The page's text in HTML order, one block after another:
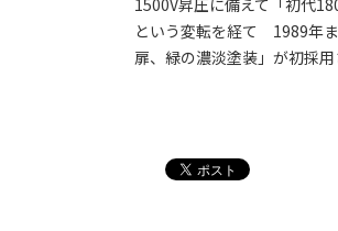
1500V昇圧に備えて「初代
という変転を経て 1989年
扉、緑の濃淡塗装」が初採